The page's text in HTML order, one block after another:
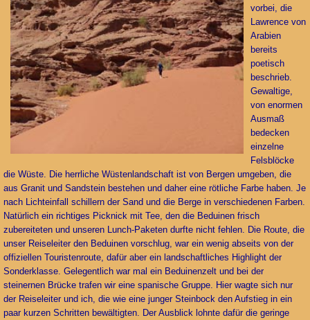
vorbei, die
Lawrence von
Arabien
bereits
poetisch
beschrieb.
Gewaltige,
von enormen
Ausmaß
bedecken
einzelne
Felsblöcke
die Wüste. Die herrliche Wüstenlandschaft ist von Bergen umgeben, die
aus Granit und Sandstein bestehen und daher eine rötliche Farbe haben. Je
nach Lichteinfall schillern der Sand und die Berge in verschiedenen Farben.
Natürlich ein richtiges Picknick mit Tee, den die Beduinen frisch
zubereiteten und unseren Lunch-Paketen durfte nicht fehlen. Die Route, die
unser Reiseleiter den Beduinen vorschlug, war ein wenig abseits von der
offiziellen Touristenroute, dafür aber ein landschaftliches Highlight der
Sonderklasse. Gelegentlich war mal ein Beduinenzelt und bei der
steinernen Brücke trafen wir eine spanische Gruppe. Hier wagte sich nur
der Reiseleiter und ich, die wie eine junger Steinbock den Aufstieg in ein
paar kurzen Schritten bewältigten. Der Ausblick lohnte dafür die geringe